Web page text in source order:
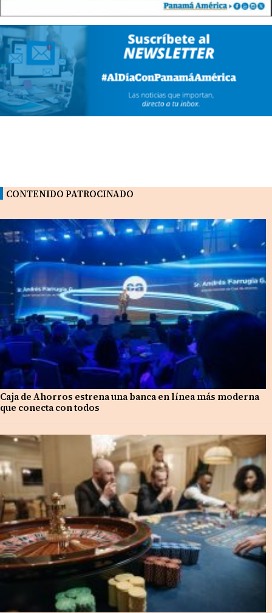
CONTENIDO PATROCINADO
Caja de Ahorros estrena una banca en línea más moderna
que conecta con todos